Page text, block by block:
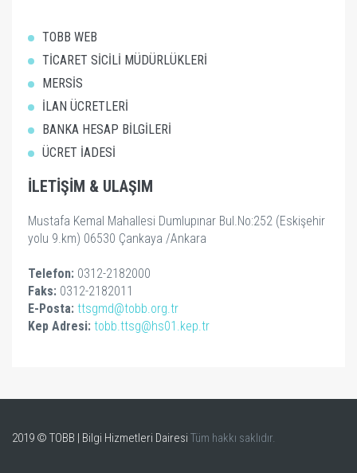
TOBB WEB
TİCARET SİCİLİ MÜDÜRLÜKLERİ
MERSİS
İLAN ÜCRETLERİ
BANKA HESAP BİLGİLERİ
ÜCRET İADESİ
İLETİŞİM & ULAŞIM
Mustafa Kemal Mahallesi Dumlupınar Bul.No:252 (Eskişehir
yolu 9.km) 06530 Çankaya /Ankara
Telefon: 0312-2182000
Faks: 0312-2182011
E-Posta: ttsgmd@tobb.org.tr
Kep Adresi: tobb.ttsg@hs01.kep.tr
2019 © TOBB | Bilgi Hizmetleri Dairesi Tüm hakkı saklıdır.